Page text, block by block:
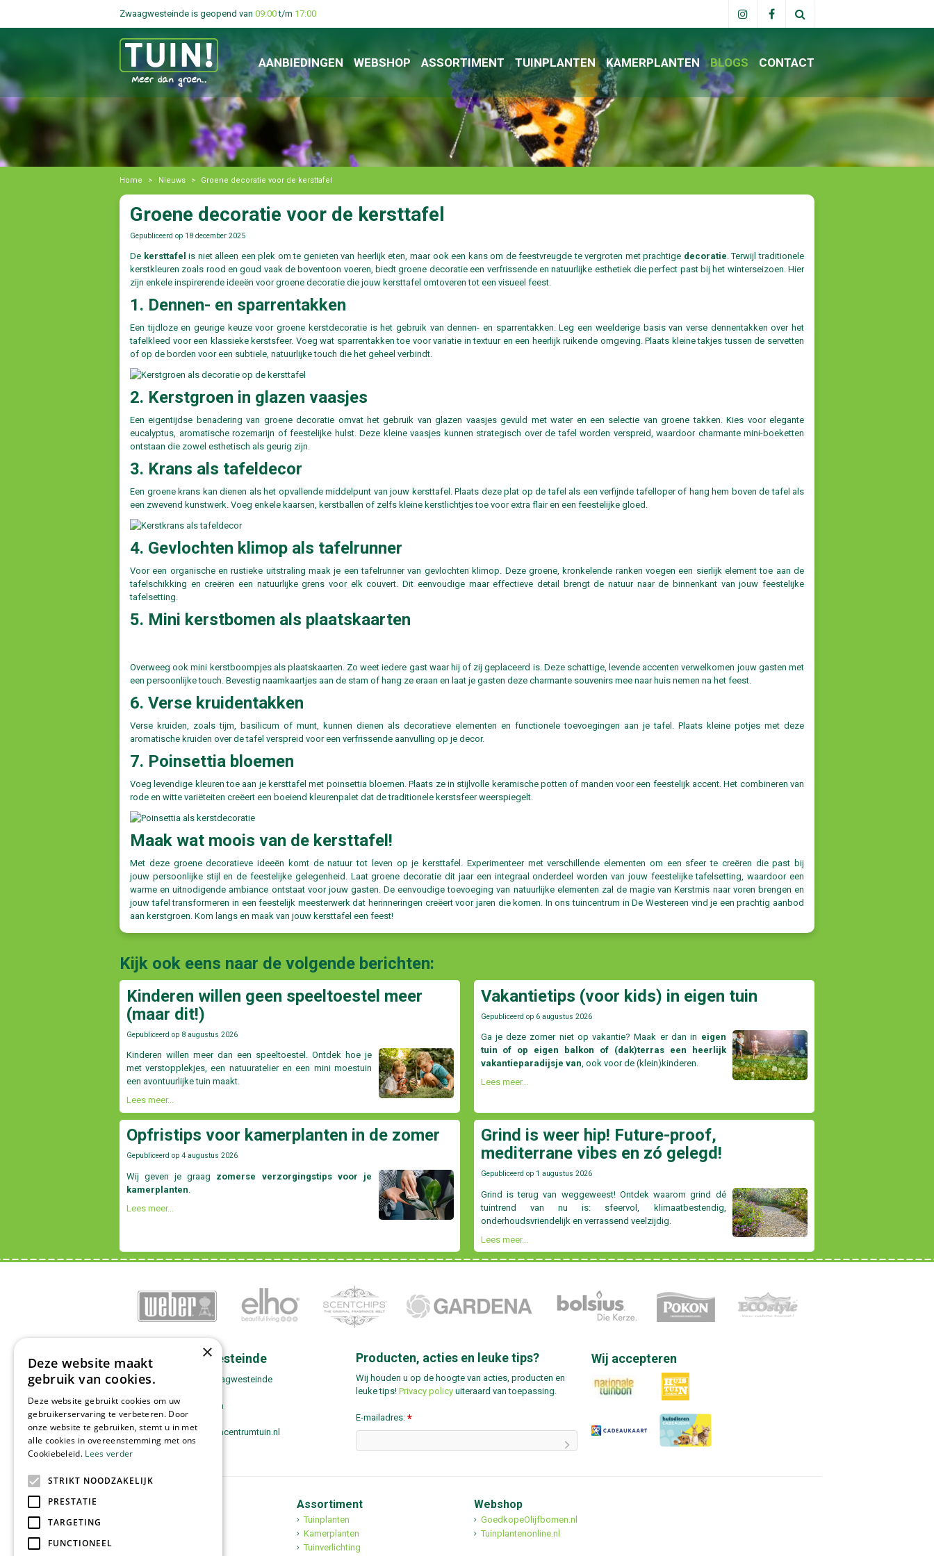
Home > Nieuws > Groene decoratie voor de kersttafel
Zwaagwesteinde is geopend van 09:00t/m 17:00
AANBIEDINGEN WEBSHOP ASSORTIMENT TUINPLANTEN KAMERPLANTEN BLOGS CONTACT
Groene decoratie voor de kersttafel
Gepubliceerd op 18 december 2025
De kersttafel is niet alleen een plek om te genieten van heerlijk eten, maar ook een kans om de feestvreugde te vergroten met prachtige decoratie. Terwijl traditionele
kerstkleuren zoals rood en goud vaak de boventoon voeren, biedt groene decoratie een verfrissende en natuurlijke esthetiek die perfect past bij het winterseizoen. Hier
zijn enkele inspirerende ideeën voor groene decoratie die jouw kersttafel omtoveren tot een visueel feest.
1. Dennen- en sparrentakken
Een tijdloze en geurige keuze voor groene kerstdecoratie is het gebruik van dennen- en sparrentakken. Leg een weelderige basis van verse dennentakken over het
tafelkleed voor een klassieke kerstsfeer. Voeg wat sparrentakken toe voor variatie in textuur en een heerlijk ruikende omgeving. Plaats kleine takjes tussen de servetten
of op de borden voor een subtiele, natuurlijke touch die het geheel verbindt.
2. Kerstgroen in glazen vaasjes
Een eigentijdse benadering van groene decoratie omvat het gebruik van glazen vaasjes gevuld met water en een selectie van groene takken. Kies voor elegante
eucalyptus, aromatische rozemarijn of feestelijke hulst. Deze kleine vaasjes kunnen strategisch over de tafel worden verspreid, waardoor charmante mini-boeketten
ontstaan die zowel esthetisch als geurig zijn.
3. Krans als tafeldecor
Een groene krans kan dienen als het opvallende middelpunt van jouw kersttafel. Plaats deze plat op de tafel als een verfijnde tafelloper of hang hem boven de tafel als
een zwevend kunstwerk. Voeg enkele kaarsen, kerstballen of zelfs kleine kerstlichtjes toe voor extra flair en een feestelijke gloed.
4. Gevlochten klimop als tafelrunner
Voor een organische en rustieke uitstraling maak je een tafelrunner van gevlochten klimop. Deze groene, kronkelende ranken voegen een sierlijk element toe aan de
tafelschikking en creëren een natuurlijke grens voor elk couvert. Dit eenvoudige maar effectieve detail brengt de natuur naar de binnenkant van jouw feestelijke
tafelsetting.
5. Mini kerstbomen als plaatskaarten
Overweeg ook mini kerstboompjes als plaatskaarten. Zo weet iedere gast waar hij of zij geplaceerd is. Deze schattige, levende accenten verwelkomen jouw gasten met
een persoonlijke touch. Bevestig naamkaartjes aan de stam of hang ze eraan en laat je gasten deze charmante souvenirs mee naar huis nemen na het feest.
6. Verse kruidentakken
Verse kruiden, zoals tijm, basilicum of munt, kunnen dienen als decoratieve elementen en functionele toevoegingen aan je tafel. Plaats kleine potjes met deze
aromatische kruiden over de tafel verspreid voor een verfrissende aanvulling op je decor.
7. Poinsettia bloemen
Voeg levendige kleuren toe aan je kersttafel met poinsettia bloemen. Plaats ze in stijlvolle keramische potten of manden voor een feestelijk accent. Het combineren van
rode en witte variëteiten creëert een boeiend kleurenpalet dat de traditionele kerstsfeer weerspiegelt.
Maak wat moois van de kersttafel!
Met deze groene decoratieve ideeën komt de natuur tot leven op je kersttafel. Experimenteer met verschillende elementen om een sfeer te creëren die past bij
jouw persoonlijke stijl en de feestelijke gelegenheid. Laat groene decoratie dit jaar een integraal onderdeel worden van jouw feestelijke tafelsetting, waardoor een
warme en uitnodigende ambiance ontstaat voor jouw gasten. De eenvoudige toevoeging van natuurlijke elementen zal de magie van Kerstmis naar voren brengen en
jouw tafel transformeren in een feestelijk meesterwerk dat herinneringen creëert voor jaren die komen. In ons tuincentrum in De Westereen vind je een prachtig aanbod
aan kerstgroen. Kom langs en maak van jouw kersttafel een feest!
Kijk ook eens naar de volgende berichten:
Kinderen willen geen speeltoestel meer
(maar dit!)
Gepubliceerd op 8 augustus 2026
Kinderen willen meer dan een speeltoestel. Ontdek hoe je
met verstopplekjes, een natuuratelier en een mini moestuin
een avontuurlijke tuin maakt.
Lees meer...
Vakantietips (voor kids) in eigen tuin
Gepubliceerd op 6 augustus 2026
Ga je deze zomer niet op vakantie? Maak er dan in eigen
tuin of op eigen balkon of (dak)terras een heerlijk
vakantieparadijsje van, ook voor de (klein)kinderen.
Lees meer...
Opfristips voor kamerplanten in de zomer
Gepubliceerd op 4 augustus 2026
Wij geven je graag zomerse verzorgingstips voor je
kamerplanten
Lees meer...
Grind is weer hip! Future-proof,
mediterrane vibes en zó gelegd!
Gepubliceerd op 1 augustus 2026
Grind is terug van weggeweest! Ontdek waarom grind dé
tuintrend van nu is: sfeervol, klimaatbestendig,
onderhoudsvriendelijk en verrassend veelzijdig.
Lees meer...
Contact Zwaagwesteinde
Tuincentrum Tuin! Zwaagwesteinde
9271 VH De Westereen
0511-443180
zwaagwesteinde@tuincentrumtuin.nl
Producten, acties en leuke tips?
Wij houden u op de hoogte van acties, producten en
leuke tips! Privacy policyuiteraard van toepassing.
E-mailadres: *
Wij accepteren
Assortiment
Tuinplanten
Kamerplanten
Tuinverlichting
Webshop
GoedkopeOlijfbomen.nl
Tuinplantenonline.nl
×
Deze website maakt
gebruik van cookies.
Deze website gebruikt cookies om uw
gebruikerservaring te verbeteren. Door
onze website te gebruiken, stemt u in met
alle cookies in overeenstemming met ons
Cookiebeleid. Lees verder
STRIKT NOODZAKELIJK
PRESTATIE
TARGETING
FUNCTIONEEL